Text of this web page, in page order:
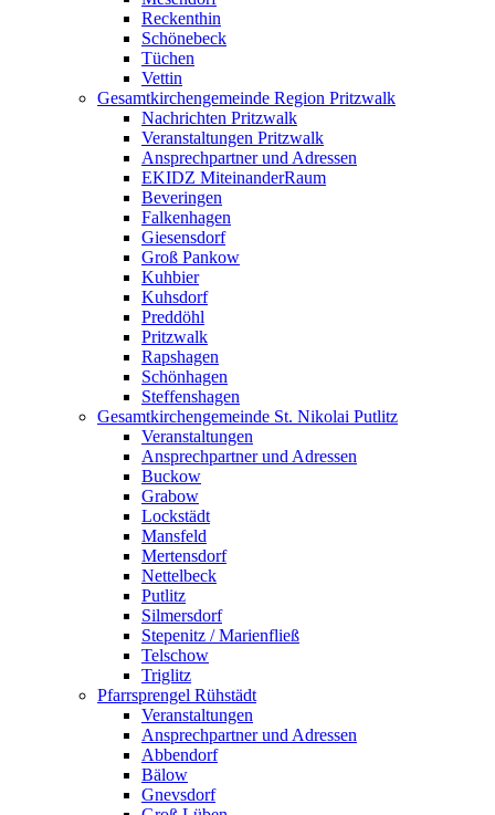
Reckenthin
Schönebeck
Tüchen
Vettin
Gesamtkirchengemeinde Region Pritzwalk
Nachrichten Pritzwalk
Veranstaltungen Pritzwalk
Ansprechpartner und Adressen
EKIDZ MiteinanderRaum
Beveringen
Falkenhagen
Giesensdorf
Groß Pankow
Kuhbier
Kuhsdorf
Preddöhl
Pritzwalk
Rapshagen
Schönhagen
Steffenshagen
Gesamtkirchengemeinde St. Nikolai Putlitz
Veranstaltungen
Ansprechpartner und Adressen
Buckow
Grabow
Lockstädt
Mansfeld
Mertensdorf
Nettelbeck
Putlitz
Silmersdorf
Stepenitz / Marienfließ
Telschow
Triglitz
Pfarrsprengel Rühstädt
Veranstaltungen
Ansprechpartner und Adressen
Abbendorf
Bälow
Gnevsdorf